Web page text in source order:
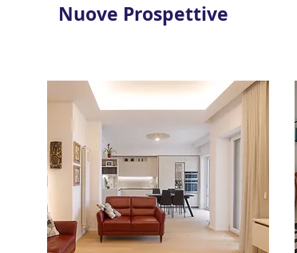
Nuove Prospettive